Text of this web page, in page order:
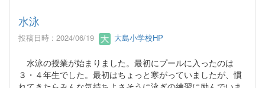
水泳
投稿日時 : 2024/06/19 大島小学校HP
水泳の授業が始まりました。最初にプールに入ったのは
３・４年生でした。最初はちょっと寒がっていましたが、慣